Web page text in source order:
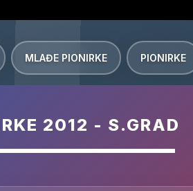
MLAĐE PIONIRKE PIONIRKE
2012 - S.GRAD